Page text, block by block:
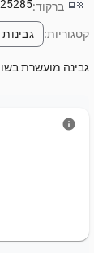
ברקוד:
קטגוריות: גבינות
גבינה מועשרת
info